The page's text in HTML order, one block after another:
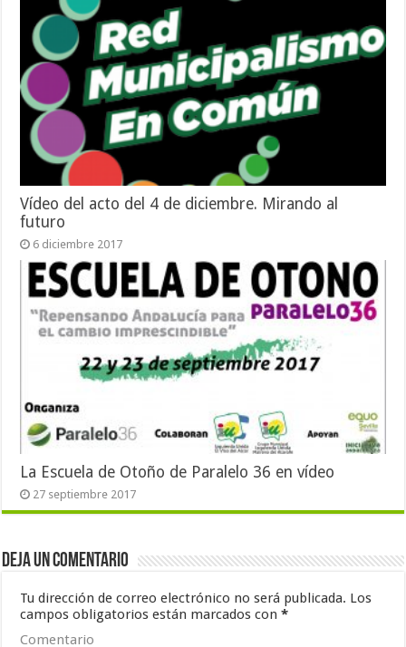
Vídeo del acto del 4 de diciembre. Mirando al
futuro
6 diciembre 2017
La Escuela de Otoño de Paralelo 36 en vídeo
27 septiembre 2017
Deja un comentario
Tu dirección de correo electrónico no será publicada. Los
campos obligatorios están marcados con*
Comentario